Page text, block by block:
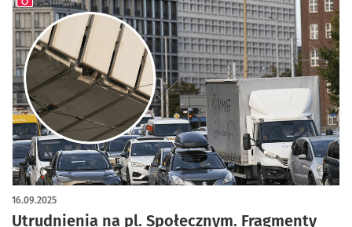
Utrudnienia na pl. Społecznym. Fragmenty
16.09.2025
artykuł z galerią zdjęć